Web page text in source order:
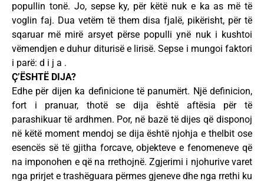
popullin tonë. Jo, sepse ky, për këtë nuk e ka as më të
voglin faj. Dua vetëm të them disa fjalë, pikërisht, për të
sqaruar më mirë arsyet përse populli ynë nuk i kushtoi
vëmendjen e duhur diturisë e lirisë. Sepse i mungoi faktori
i parë: d i j a .
Ç’ËSHTË DIJA?
Edhe për dijen ka definicione të panumërt. Një definicion,
fort i pranuar, thotë se dija është aftësia për të
parashikuar të ardhmen. Por, në bazë të dijes që disponoj
në këtë moment mendoj se dija është njohja e thelbit ose
esencës së të gjitha forcave, objekteve e fenomeneve që
na imponohen e që na rrethojnë. Zgjerimi i njohurive varet
nga prirjet e trashëguara përmes gjeneve dhe nga rrethi ku